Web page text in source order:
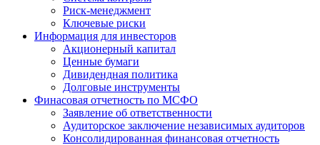
Риск-менеджмент
Ключевые риски
Информация для инвесторов
Акционерный капитал
Ценные бумаги
Дивидендная политика
Долговые инструменты
Финасовая отчетность по МСФО
Заявление об ответственности
Аудиторское заключение независимых аудиторов
Консолидированная финансовая отчетность